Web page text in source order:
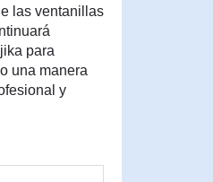
las ventanillas
para
una manera
y